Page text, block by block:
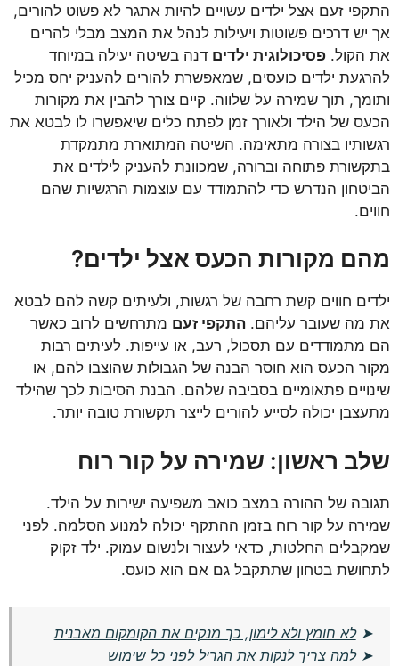
התקפי זעם אצל ילדים עשויים להיות אתגר לא פשוט להורים,
אך יש דרכים פשוטות ויעילות לנהל את המצב מבלי להרים
את הקול. פסיכולוגית ילדים דנה בשיטה יעילה במיוחד
להרגעת ילדים כועסים, שמאפשרת להורים להעניק יחס מכיל
ותומך, תוך שמירה על שלווה. קיים צורך להבין את מקורות
הכעס של הילד ולאורך זמן לפתח כלים שיאפשרו לו לבטא את
רגשותיו בצורה מתאימה. השיטה המתוארת מתמקדת
בתקשורת פתוחה וברורה, שמכוונת להעניק לילדים את
הביטחון הנדרש כדי להתמודד עם עוצמות הרגשיות שהם
חווים.
מהם מקורות הכעס אצל ילדים?
ילדים חווים קשת רחבה של רגשות, ולעיתים קשה להם לבטא
את מה שעובר עליהם. התקפי זעם מתרחשים לרוב כאשר
הם מתמודדים עם תסכול, רעב, או עייפות. לעיתים רבות
מקור הכעס הוא חוסר הבנה של הגבולות שהוצבו להם, או
שינויים פתאומיים בסביבה שלהם. הבנת הסיבות לכך שהילד
מתעצבן יכולה לסייע להורים לייצר תקשורת טובה יותר.
שלב ראשון: שמירה על קור רוח
תגובה של ההורה במצב כואב משפיעה ישירות על הילד.
שמירה על קור רוח בזמן ההתקף יכולה למנוע הסלמה. לפני
שמקבלים החלטות, כדאי לעצור ולנשום עמוק. ילד זקוק
לתחושת בטחון שתתקבל גם אם הוא כועס.
➤לא חומץ ולא לימון, כך מנקים את הקומקום מאבנית
➤למה צריך לנקות את הגריל לפני כל שימוש